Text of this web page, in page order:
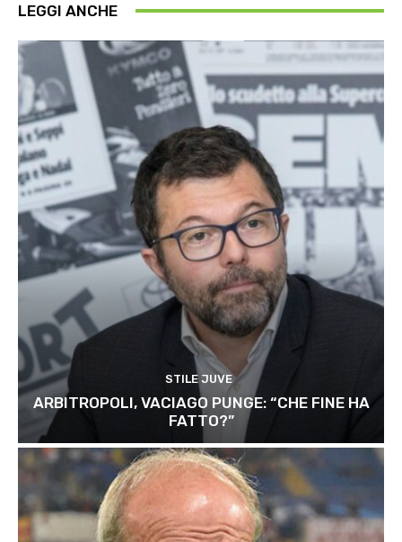
LEGGI ANCHE
STILE JUVE
ARBITROPOLI, VACIAGO PUNGE: “CHE FINE HA
FATTO?”